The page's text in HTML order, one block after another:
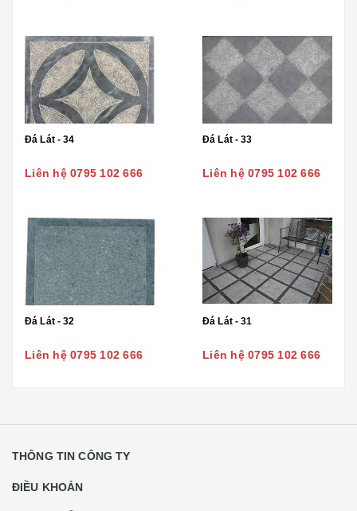
Đá Lát - 34
Liên hệ 0795 102 666
Đá Lát - 33
Liên hệ 0795 102 666
Đá Lát - 32
Liên hệ 0795 102 666
Đá Lát - 31
Liên hệ 0795 102 666
THÔNG TIN CÔNG TY
ĐIỀU KHOẢN